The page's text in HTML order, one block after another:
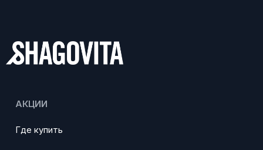
АКЦИИ
Где купить